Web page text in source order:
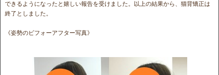
できるようになったと嬉しい報告を受けました。以上の結果から、猫背矯正は
終了としました。
《姿勢のビフォーアフター写真》